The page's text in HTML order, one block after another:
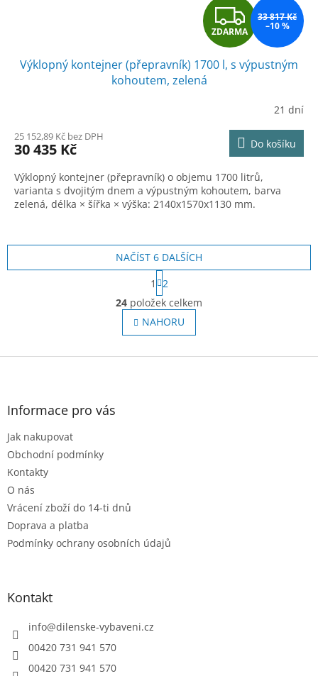
Z
D
A
M
A
ZDARMA
33 817 Kč
–10 %
Výklopný kontejner (přepravník) 1700 l, s výpustným
kohoutem, zelená
21 dní
25 152,89 Kč bez DPH
30 435 Kč Do košíku
Výklopný kontejner (přepravník) o objemu 1700 litrů,
varianta s dvojitým dnem a výpustným kohoutem, barva
zelená, délka × šířka × výška: 2140x1570x1130 mm.
O
v
l
á
u
NAČÍST 6 DALŠÍCH
S
t
r
á
n
k
v
1
2
24 položek celkem
NAHORU
Z
Informace pro vás
Jak nakupovat
Obchodní podmínky
Kontakty
O nás
Vrácení zboží do 14-ti dnů
Doprava a platba
Podmínky ochrany osobních údajů
Kontakt
info@dilenske-vybaveni.cz
00420 731 941 570
00420 731 941 570